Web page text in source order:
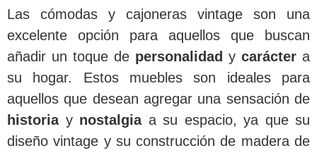
Las cómodas y cajoneras vintage son una
excelente opción para aquellos que buscan
añadir un toque de personalidad y carácter a
su hogar. Estos muebles son ideales para
aquellos que desean agregar una sensación de
historiay nostalgiaa su espacio, ya que su
diseño vintage y su construcción de madera de